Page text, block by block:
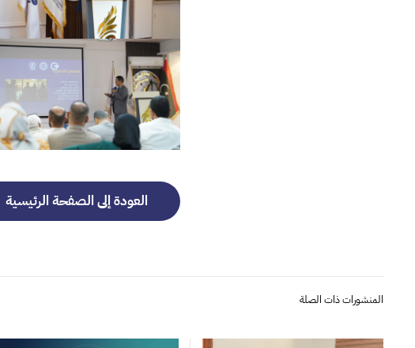
العودة إلى الصفحة الرئيسية
المنشورات ذات الصلة